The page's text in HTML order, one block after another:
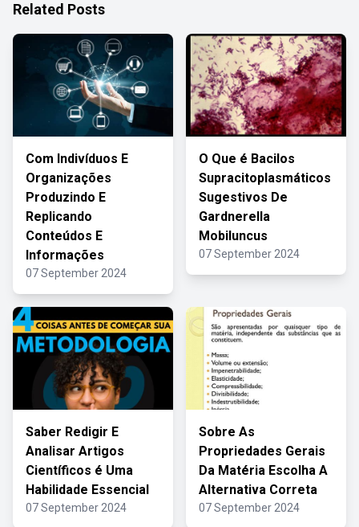
Related Posts
Com Indivíduos E
Organizações
Produzindo E
Replicando
Conteúdos E
Informações
07 September 2024
O Que é Bacilos
Supracitoplasmáticos
Sugestivos De
Gardnerella
Mobiluncus
07 September 2024
Saber Redigir E
Analisar Artigos
Científicos é Uma
Habilidade Essencial
07 September 2024
Sobre As
Propriedades Gerais
Da Matéria Escolha A
Alternativa Correta
07 September 2024